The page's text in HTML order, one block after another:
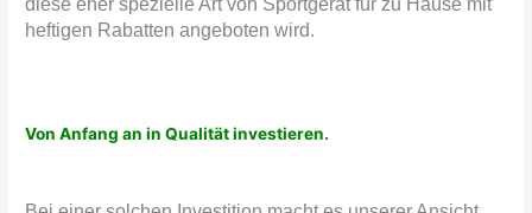
heftigen Rabatten angeboten wird.
Von Anfang an in Qualität investieren.